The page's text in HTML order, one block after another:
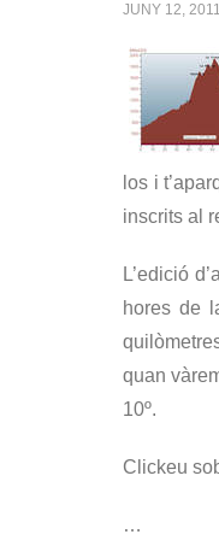
JUNY 12, 2011
los i
inscrits al
L’edició
hores de
quan
10º.
Clickeu
…